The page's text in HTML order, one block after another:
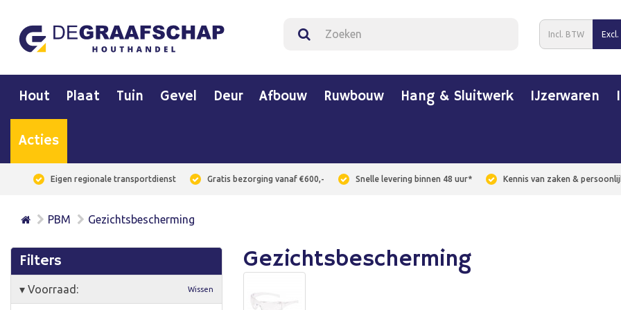
Incl. BTW Excl.
Hout Plaat Tuin Gevel Deur Afbouw Ruwbouw Hang & Sluitwerk IJzerwaren
Acties
Eigen regionale transportdienst Gratis bezorging vanaf €600,- Snelle levering binnen 48 uur* Kennis van zaken &
PBM Gezichtsbescherming
Filters
▾ Voorraad: Wissen
Gezichtsbescherming